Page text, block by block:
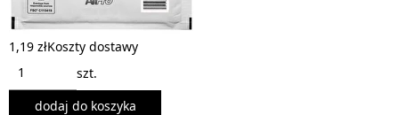
1,19 złKoszty dostawy
szt.
dodaj do koszyka